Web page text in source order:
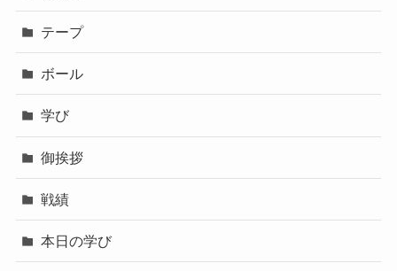
テープ
ボール
学び
御挨拶
戦績
本日の学び